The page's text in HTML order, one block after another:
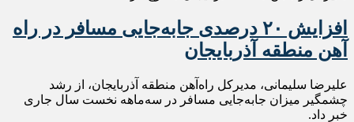
افزایش ۲۰ درصدی جابه‌جایی مسافر در راه
آهن منطقه آذربایجان
علیرضا سلیمانی، مدیرکل راه‌آهن منطقه آذربایجان، از رشد
چشمگیر میزان جابه‌جایی مسافر در سه‌ماهه نخست سال جاری
خبر داد.